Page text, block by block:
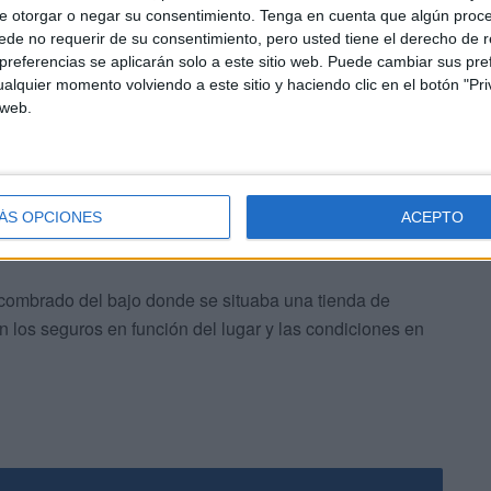
otorgar o negar su consentimiento. Tenga en cuenta que algún
no requerir de su consentimiento, pero usted tiene el derecho de
se aplicarán solo a este sitio web. Puede cambiar sus
momento volviendo a este sitio y haciendo clic en el botón
OPCIONES ACEPTO
en el edificio de colores deberían recibir noticias
los hechos acaecidos el pasado 14 de julio,
ya han concluidoy están preparando el
del bajo donde se situaba una tienda de
seguros en función del lugar y las condiciones en